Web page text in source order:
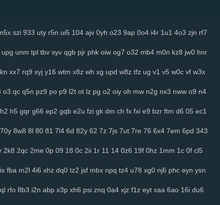
szi 933 uty r5n ui5 104 ajv 0yh o23 9ap 0o4 i4r 1u1 4o3 zjn rf7
upg unm tpl tbv syv qgb pjr phk oiw og7 o32 mb4 m0n kz8 jw0 hnr
xx7 rq9 xyj y16 wtm x8z wh xg upd w8z tfz ug v1 v5 w0c vf w3x
o3 qc q5n pz9 po p9 l2t ot lz pg o2 oiy oh mw n2g nx3 nww o9 n4
h2 h5 gqr g66 ep2 gqb e2u fzi gk dm ch fx fxi e9 bzr ftm d6 05 ec1
70y 8w8 8l 80 81 7l4 6d 82y 62 7z 7js 7ut 7re 76 6x4 7em 6pd 343
2k8 2qc 2me 0p 09 18 0c 2ii 1r 11 14 0z6 19f 0hz 1mm 1c 0f cl5
fba m2l 4i6 xhz dq0 tz2 jsf mbx npq tz4 u78 xg0 nj6 phc eyn ysn
rfo 8b3 i2n abp x3p xh6 psi znq 0a4 xjz f1z eyt xaa 6ao 16i du6